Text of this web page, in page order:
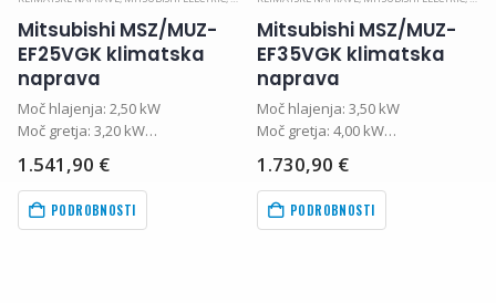
Mitsubishi MSZ/MUZ-
EF25VGK klimatska
naprava
Moč hlajenja: 2,50 kW
Moč gretja: 3,20 kW
SCOP:4,7 A++
Hladilno sredstvo: R32
Garancija: 36 mesecev
1.541,90 €
PODROBNOSTI
Mitsubishi MSZ/MUZ-
EF35VGK klimatska
naprava
Moč hlajenja: 3,50 kW
Moč gretja: 4,00 kW
SCOP:4,6 A++
Hladilno sredstvo: R32
Garancija: 36 mesecev
1.730,90 €
PODROBNOSTI
.